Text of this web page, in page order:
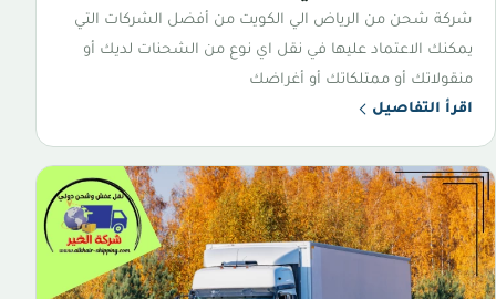
شركة شحن من الرياض الي الكويت من أفضل الشركات التي
يمكنك الاعتماد عليها في نقل اي نوع من الشحنات لديك أو
منقولاتك أو ممتلكاتك أو أغراضك
اقرأ التفاصيل